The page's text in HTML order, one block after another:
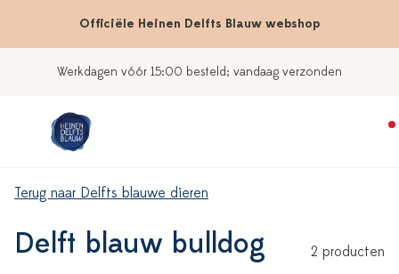
Officiële Heinen Delfts Blauw webshop
Werkdagen vóór 15:00 besteld; vandaag verzonden
Terug naar Delfts blauwe dieren
Delft blauw bulldog 2 producten